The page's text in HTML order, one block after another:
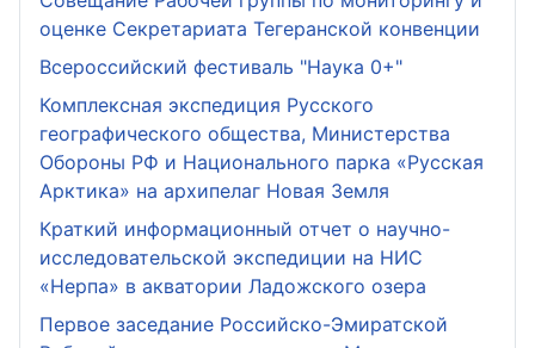
оценке Секретариата Тегеранской конвенции
Всероссийский фестиваль "Наука 0+"
Комплексная экспедиция Русского
географического общества, Министерства
Обороны РФ и Национального парка «Русская
Арктика» на архипелаг Новая Земля
Краткий информационный отчет о научно-
исследовательской экспедиции на НИС
«Нерпа» в акватории Ладожского озера
Первое заседание Российско-Эмиратской